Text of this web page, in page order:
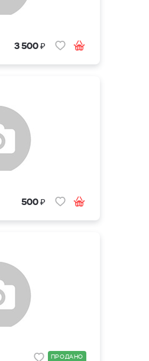
3 500₽
500₽
ПРОДАНО